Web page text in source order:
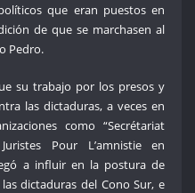
que eran puestos en
de que se marchasen al
Pedro.
su trabajo por los presos y
las dictaduras, a veces en
como “Secrétariat
Pour L’amnistie en
a influir en la postura de
dictaduras del Cono Sur, e